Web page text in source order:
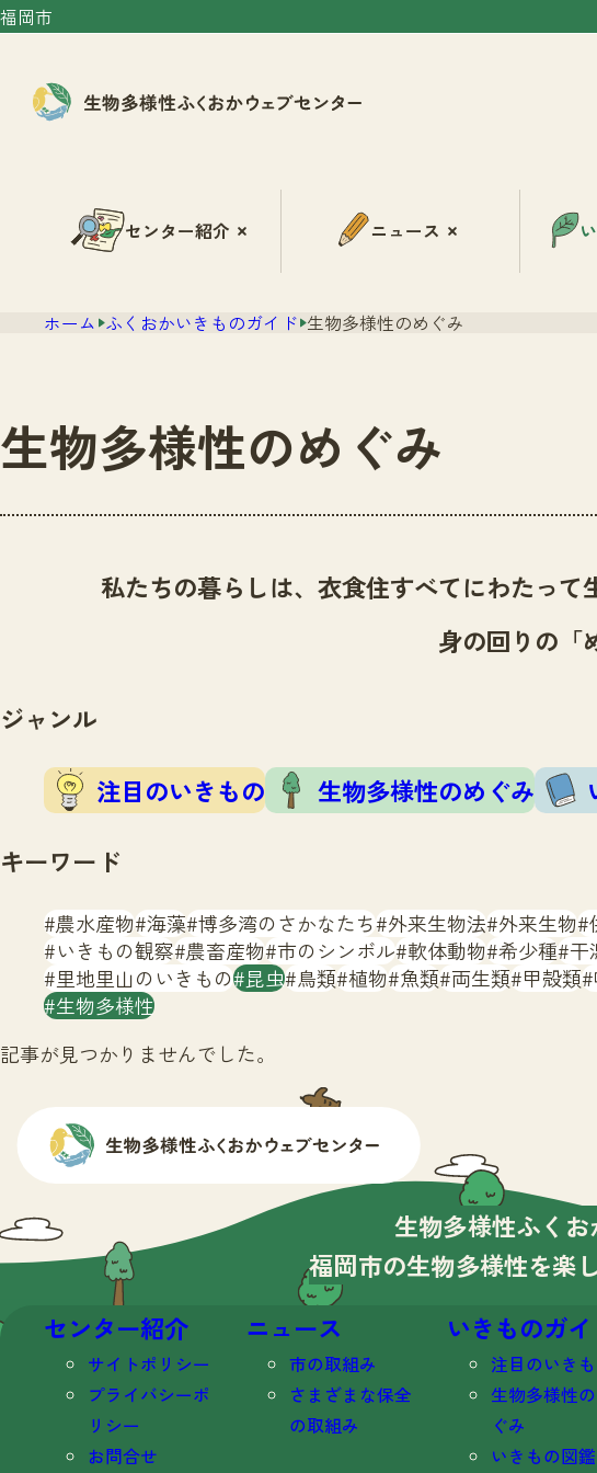
福岡市
センター紹介 ニュース
ホーム ふくおかいきものガイド 生物多様性のめぐみ
生物多様性のめぐみ
私たちの暮らしは、衣食住すべてにわたって
身の回りの「
ジャンル
注目のいきもの 生物多様性のめぐみ
キーワード
農水産物 海藻 博多湾のさかなたち 外来生物法 外来生物
いきもの観察 農畜産物 市のシンボル 軟体動物 希少種 干
里地里山のいきもの 昆虫 鳥類 植物 魚類 両生類 甲殻類
生物多様性
記事が見つかりませんでした。
生物多様性ふくお
福岡市の生物多様性を楽
センター紹介
サイトポリシー
プライバシーポ
リシー
お問合せ
ニュース
市の取組み
さまざまな保全
の取組み
いきものガ
注目のいき
生物多様性
ぐみ
いきもの図鑑